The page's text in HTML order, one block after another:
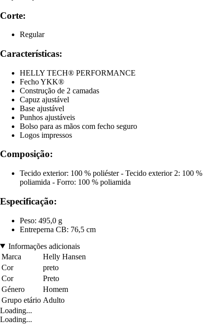
Corte:
Regular
Características:
HELLY TECH® PERFORMANCE
Fecho YKK®
Construção de 2 camadas
Capuz ajustável
Base ajustável
Punhos ajustáveis
Bolso para as mãos com fecho seguro
Logos impressos
Composição:
Tecido exterior: 100 % poliéster - Tecido exterior 2: 100 %
poliamida - Forro: 100 % poliamida
Especificação:
Peso: 495,0 g
Entreperna CB: 76,5 cm
Informações adicionais
Marca
Helly Hansen
Cor
preto
Cor
Preto
Género
Homem
Grupo etário Adulto
Loading...
Loading...